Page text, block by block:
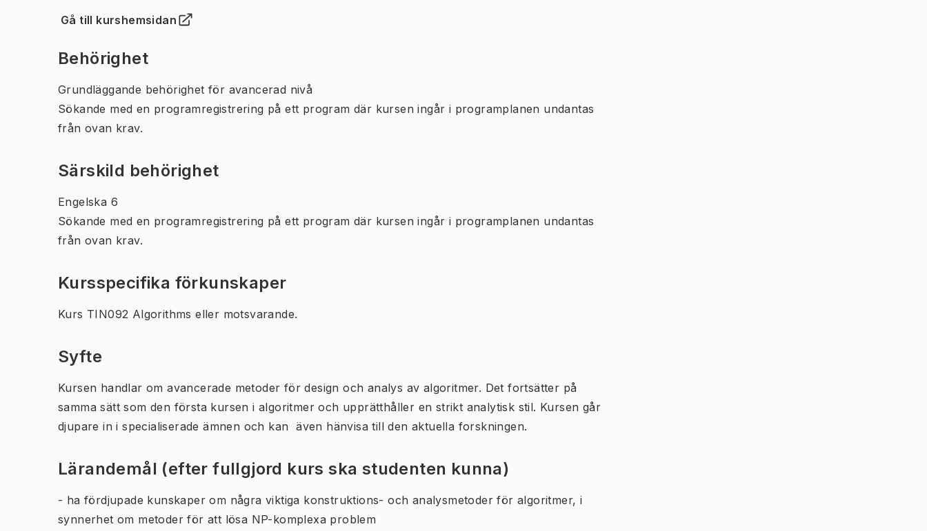
Gå till kurshemsidan
(Öppnas i ny flik)
Behörighet
Grundläggande behörighet för avancerad nivå
Sökande med en programregistrering på ett program där kursen ingår i programplanen undantas
från ovan krav.
Särskild behörighet
Engelska 6
Sökande med en programregistrering på ett program där kursen ingår i programplanen undantas
från ovan krav.
Kursspecifika förkunskaper
Kurs TIN092 Algorithms eller motsvarande.
Syfte
Kursen handlar om avancerade metoder för design och analys av algoritmer. Det fortsätter på
samma sätt som den första kursen i algoritmer och upprätthåller en strikt analytisk stil. Kursen går
djupare in i specialiserade ämnen och kan även hänvisa till den aktuella forskningen.
Lärandemål (efter fullgjord kurs ska studenten kunna)
- ha fördjupade kunskaper om några viktiga konstruktions- och analysmetoder för algoritmer, i
synnerhet om metoder för att lösa NP-komplexa problem